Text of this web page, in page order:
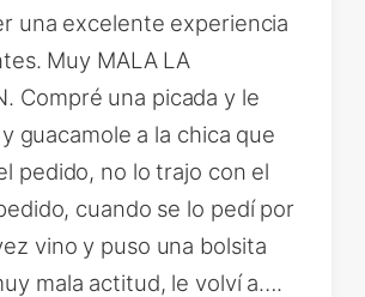
una excelente experiencia
Muy MALA LA
Compré una picada y le
guacamole a la chica que
pedido, no lo trajo con el
cuando se lo pedí por
vino y puso una bolsita
mala actitud, le volví a….